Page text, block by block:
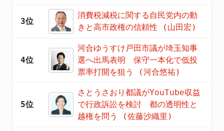
3位
消費税減税に関する自民党内の動
きと高市政権の信頼性 (山田宏)
4位
河合ゆうすけ戸田市議が埼玉知事
選へ出馬表明 保守一本化で低投
票率打開を狙う (河合悠祐)
5位
さとうさおり都議がYouTube収益
で行政訴訟を検討 都の透明性と
越権を問う (佐藤沙織里)